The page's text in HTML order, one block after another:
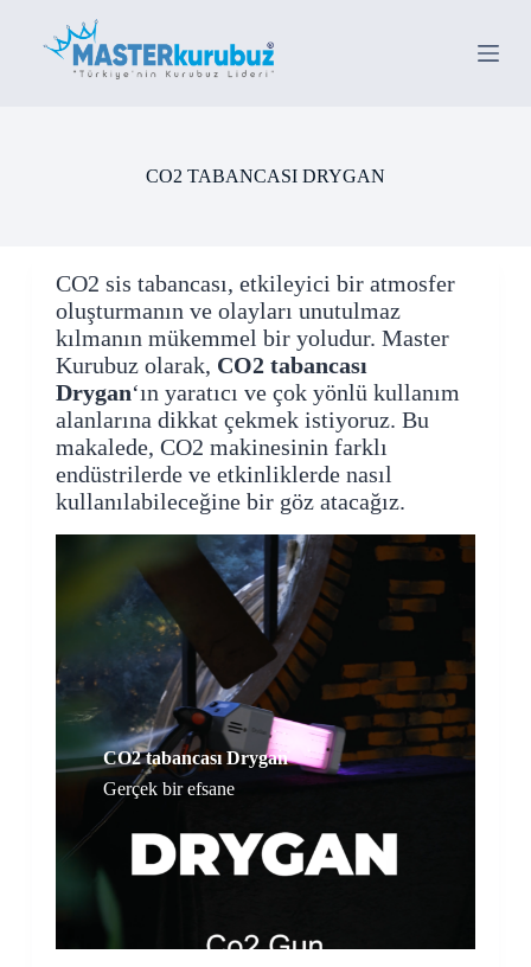
CO2 TABANCASI DRYGAN
CO2 sis tabancası, etkileyici bir atmosfer
oluşturmanın ve olayları unutulmaz
kılmanın mükemmel bir yoludur. Master
Kurubuz olarak, CO2 tabancası
Drygan‘ın yaratıcı ve çok yönlü kullanım
alanlarına dikkat çekmek istiyoruz. Bu
makalede, CO2 makinesinin farklı
endüstrilerde ve etkinliklerde nasıl
kullanılabileceğine bir göz atacağız.
CO2 tabancası Drygan
Gerçek bir efsane